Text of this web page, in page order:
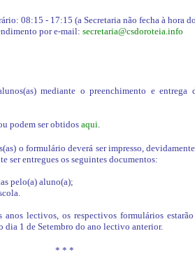
08:15 - 17:15 (a Secretaria não fecha à hora
por e-mail: secretaria@csdoroteia.info
mediante o preenchimento e
podem ser obtidos aqui.
o formulário deverá ser impresso,
ser entregues os seguintes documentos:
pelo(a) aluno(a);
anos lectivos, os respectivos formulários
1 de Setembro do ano lectivo anterior.
* * *